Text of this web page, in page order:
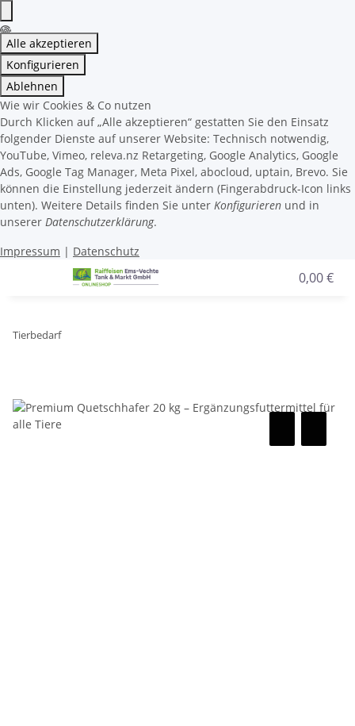
Alle akzeptieren
Konfigurieren
Ablehnen
Wie wir Cookies & Co nutzen
Durch Klicken auf „Alle akzeptieren“ gestatten Sie den Einsatz
folgender Dienste auf unserer Website: Technisch notwendig,
YouTube, Vimeo, releva.nz Retargeting, Google Analytics, Google
Ads, Google Tag Manager, Meta Pixel, abocloud, uptain, Brevo. Sie
können die Einstellung jederzeit ändern (Fingerabdruck-Icon links
unten). Weitere Details finden Sie unter Konfigurieren und in
unserer Datenschutzerklärung.
Impressum | Datenschutz
0,00 €
Tierbedarf